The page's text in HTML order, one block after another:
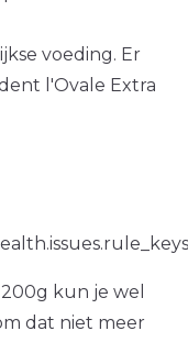
voeding. Er
l'Ovale Extra
kun je wel
dat niet meer